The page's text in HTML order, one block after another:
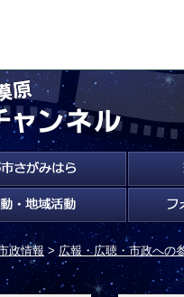
政情報 >広報・広聴・市政への